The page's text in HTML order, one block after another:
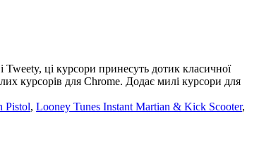
ці курсори принесуть дотик класичної
курсорів для Chrome. Додає милі курсори для
Pistol, Looney Tunes Instant Martian & Kick Scooter,